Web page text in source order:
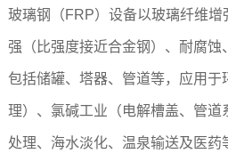
玻璃钢（FRP）设备以玻璃纤维
强（比强度接近合金钢）、耐腐蚀
包括储罐、塔器、管道等，应用于
理）、氯碱工业（电解槽盖、管道
处理、海水淡化、温泉输送及医